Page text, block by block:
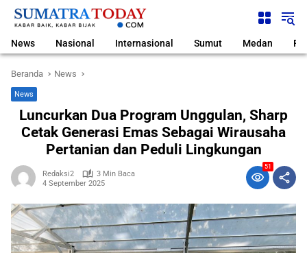
Langsung
News Nasional Internasional Sumut Medan
Beranda News
News
Luncurkan Dua Program Unggulan, Sharp
Cetak Generasi Emas Sebagai Wirausaha
Pertanian dan Peduli Lingkungan
Redaksi2
3 Min Baca
4 September 2025
51